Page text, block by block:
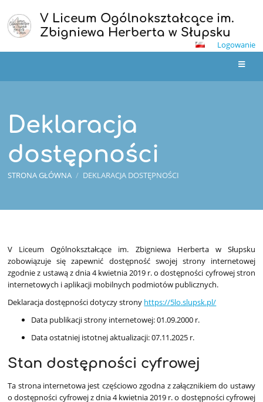
V Liceum Ogólnokształcące im.
Zbigniewa Herberta w Słupsku
Logowanie
Deklaracja
dostępności
STRONA GŁÓWNA / DEKLARACJA DOSTĘPNOŚCI
V Liceum Ogólnokształcące im. Zbigniewa Herberta w Słupsku
zobowiązuje się zapewnić dostępność swojej strony internetowej
zgodnie z ustawą z dnia 4 kwietnia 2019 r. o dostępności cyfrowej stron
internetowych i aplikacji mobilnych podmiotów publicznych.
Deklaracja dostępności dotyczy strony https://5lo.slupsk.pl/
Data publikacji strony internetowej: 01.09.2000 r.
Data ostatniej istotnej aktualizacji: 07.11.2025 r.
Stan dostępności cyfrowej
Ta strona internetowa jest częściowo zgodna z załącznikiem do ustawy
o dostępności cyfrowej z dnia 4 kwietnia 2019 r. o dostępności cyfrowej